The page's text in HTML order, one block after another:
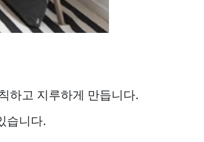
하고 지루하게 만듭니다.
습니다.